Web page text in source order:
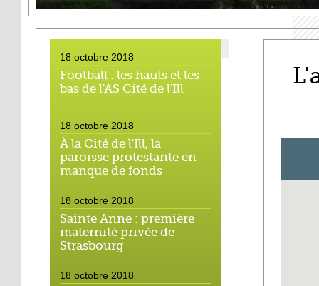
18 octobre 2018
Football : les hauts et les
bas de l'AS Cité de l'Ill
18 octobre 2018
À la Cité de l'Ill, la
paroisse protestante en
manque de fonds
18 octobre 2018
Sainte Anne : première
maternité privée de
Strasbourg
18 octobre 2018